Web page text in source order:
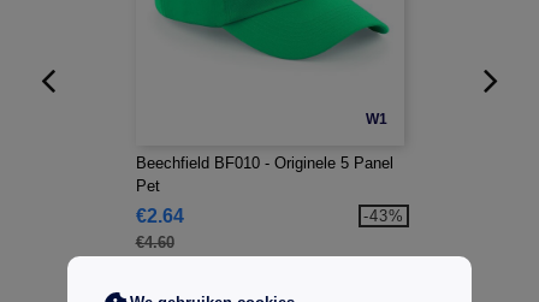
W1
Beechfield BF010 - Originele 5 Panel
Pet
€2.64
€4.60
-43%